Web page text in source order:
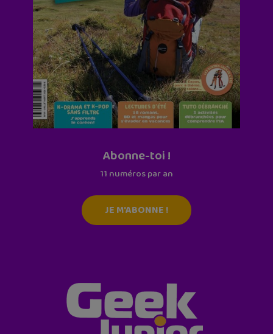
Abonne-toi !
11 numéros par an
JE M'ABONNE !